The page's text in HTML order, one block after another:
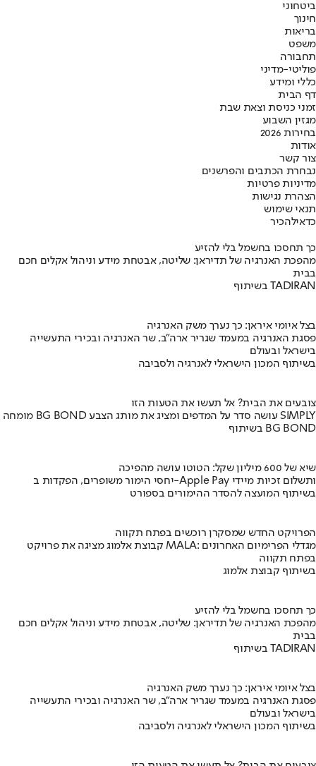
ביטחוני
חינוך
בריאות
משפט
תחבורה
פוליטי-מדיני
כללי ומידע
דף הבית
זמני כניסת וצאת שבת
מגזין השבוע
בחירות 2026
אודות
צור קשר
נבחרת הכתבים והפרשנים
מדיניות פרטיות
הצהרת נגישות
תנאי שימוש
כדאילהכיר
כך תחסכו בחשמל בלי להזיע
מהפכת האנרגיה של תדיראן: שליטה, אבטחת מידע וניהול אקלים חכם
בבית
בשיתוף TADIRAN
בצל איומי איראן: כך נערך משק האנרגיה
פסגת האנרגיה במעמד שגריר ארה"ב, שר האנרגיה ובכירי התעשייה
בישראל ובעולם
בשיתוף המכון הישראלי לאנרגיה ולסביבה
צובעים את הבית? אל תעשו את הטעות הזו
מומחה BG BOND עושה סדר על המדפים ומציג את מותג הצבע SIMPLY
בשיתוף BG BOND
שיא של 600 מיליון שקל: הטוטו עושה מהפיכה
יחסי הימור משופרים, הפקדות ב-Apple Pay ותשלום זכיות מיידי
בשיתוף המועצה להסדר ההימורים בספורט
הפרויקט החדש שמסקרן רוכשים בפתח תקווה
קבוצת אלמוג מציגה את פרויקט MALA: מגדלי הפרימיום האחרונים
בפתח תקווה
בשיתוף קבוצת אלמוג
כך תחסכו בחשמל בלי להזיע
מהפכת האנרגיה של תדיראן: שליטה, אבטחת מידע וניהול אקלים חכם
בבית
בשיתוף TADIRAN
בצל איומי איראן: כך נערך משק האנרגיה
פסגת האנרגיה במעמד שגריר ארה"ב, שר האנרגיה ובכירי התעשייה
בישראל ובעולם
בשיתוף המכון הישראלי לאנרגיה ולסביבה